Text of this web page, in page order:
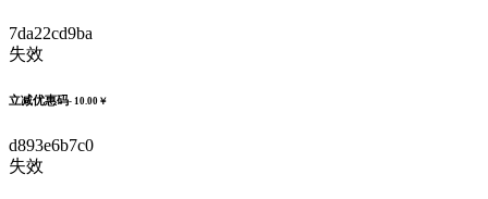
7da22cd9ba
失效
立减优惠码- 10.00￥
d893e6b7c0
失效